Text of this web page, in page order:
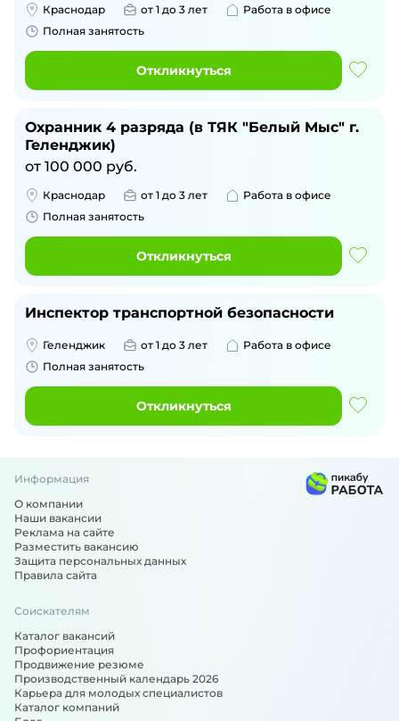
Краснодар от 1 до 3 лет
Работа в офисе
Полная занятость
Откликнуться
Охранник 4 разряда (в ТЯК "Белый Мыс" г.
Геленджик)
от 100 000 руб.
Краснодар от 1 до 3 лет
Работа в офисе
Полная занятость
Откликнуться
Инспектор транспортной безопасности
Геленджик от 1 до 3 лет
Работа в офисе
Полная занятость
Откликнуться
Информация
О компании
Наши вакансии
Реклама на сайте
Разместить вакансию
Защита персональных данных
Правила сайта
Соискателям
Каталог вакансий
Профориентация
Продвижение резюме
Производственный календарь 2026
Карьера для молодых специалистов
Каталог компаний